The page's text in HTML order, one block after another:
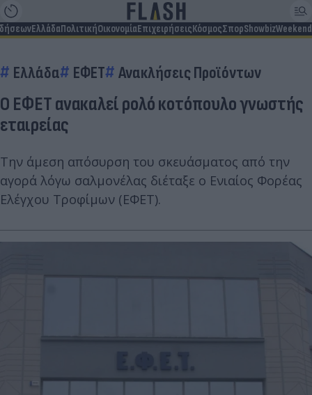
ΕλλάδαΠολιτικήΟικονομίαΕπιχειρήσειςΚόσμοςΣπορShowbizWeekend
Ελλάδα ΕΦΕΤ Ανακλήσεις Προϊόντων
Ο ΕΦΕΤ ανακαλεί ρολό κοτόπουλο γνωστής
εταιρείας
Την άμεση απόσυρση του σκευάσματος από την
αγορά λόγω σαλμονέλας διέταξε ο Ενιαίος Φορέας
Ελέγχου Τροφίμων (ΕΦΕΤ).